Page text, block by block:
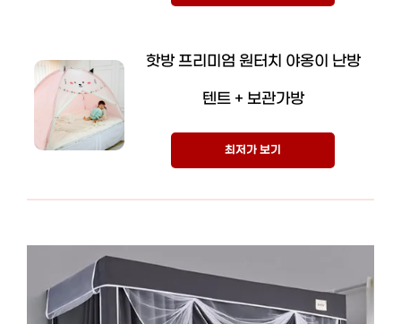
핫방 프리미엄 원터치 야옹이 난방
텐트 + 보관가방
최저가 보기